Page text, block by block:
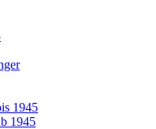
1945
1945